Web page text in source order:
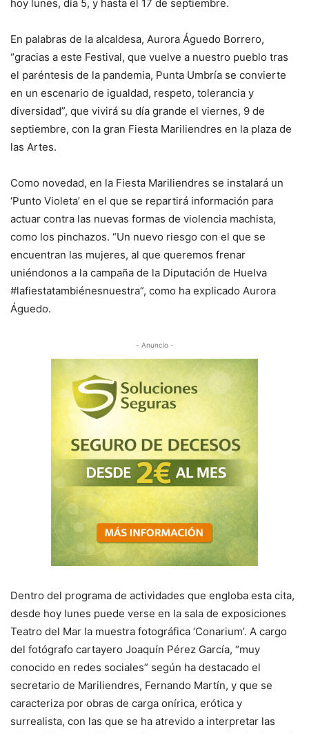
hoy lunes, día 5, y hasta el 17 de septiembre.
En palabras de la alcaldesa, Aurora Águedo Borrero,
“gracias a este Festival, que vuelve a nuestro pueblo tras
el paréntesis de la pandemia, Punta Umbría se convierte
en un escenario de igualdad, respeto, tolerancia y
diversidad”, que vivirá su día grande el viernes, 9 de
septiembre, con la gran Fiesta Mariliendres en la plaza de
las Artes.
Como novedad, en la Fiesta Mariliendres se instalará un
‘Punto Violeta’ en el que se repartirá información para
actuar contra las nuevas formas de violencia machista,
como los pinchazos. “Un nuevo riesgo con el que se
encuentran las mujeres, al que queremos frenar
uniéndonos a la campaña de la Diputación de Huelva
#lafiestatambiénesnuestra”, como ha explicado Aurora
Águedo.
- Anuncio -
Dentro del programa de actividades que engloba esta cita,
desde hoy lunes puede verse en la sala de exposiciones
Teatro del Mar la muestra fotográfica ‘Conarium’. A cargo
del fotógrafo cartayero Joaquín Pérez García, “muy
conocido en redes sociales” según ha destacado el
secretario de Mariliendres, Fernando Martín, y que se
caracteriza por obras de carga onírica, erótica y
surrealista, con las que se ha atrevido a interpretar las